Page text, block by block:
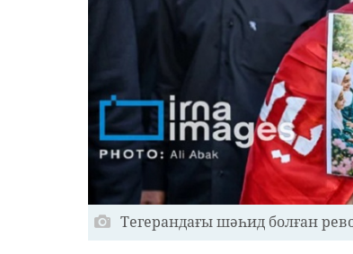
Тегерандағы шәһид болған